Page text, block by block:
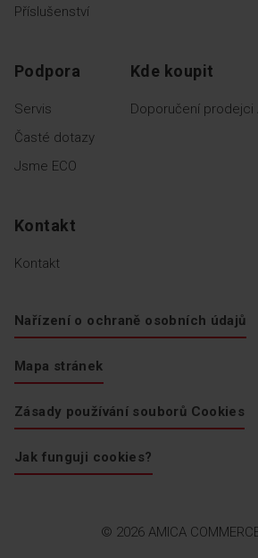
Příslušenství
Podpora
Servis
Časté dotazy
Jsme ECO
Kde koupit
Doporučení prodejci
Kontakt
Kontakt
© 2026 AMICA
Nařízení o ochraně osobních údajů
Mapa stránek
Zásady používání souborů Cookies
Jak funguji cookies?